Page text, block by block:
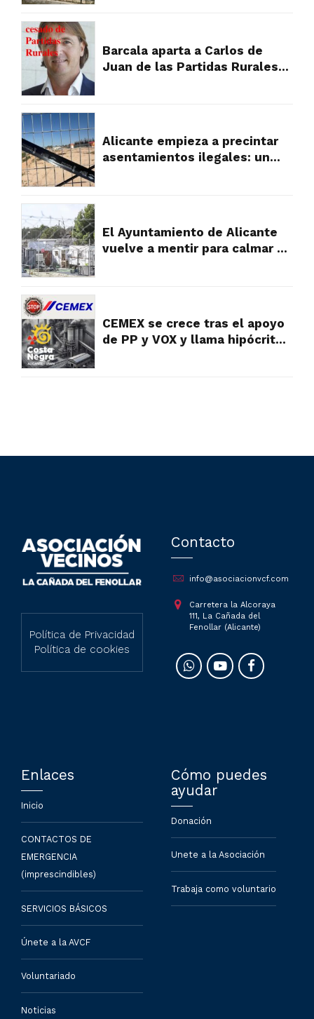
Barcala aparta a Carlos de
Juan de las Partidas Rurales
Alicante empieza a precintar
asentamientos ilegales: un
El Ayuntamiento de Alicante
vuelve a mentir para calmar a
CEMEX se crece tras el apoyo
de PP y VOX y llama hipócritas
Política de Privacidad
Política de cookies
Contacto
info@asociacionvcf.com
Carretera la Alcoraya
111, La Cañada del
Fenollar (Alicante)
Enlaces
Inicio
CONTACTOS DE
EMERGENCIA
(imprescindibles)
SERVICIOS BÁSICOS
Únete a la AVCF
Voluntariado
Noticias
Cómo puedes
ayudar
Donación
Unete a la Asociación
Trabaja como voluntario